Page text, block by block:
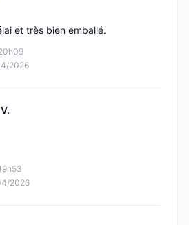
2026
et très bien emballé.
2026